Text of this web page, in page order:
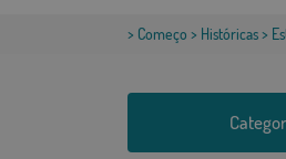
> Começo > Históricas>